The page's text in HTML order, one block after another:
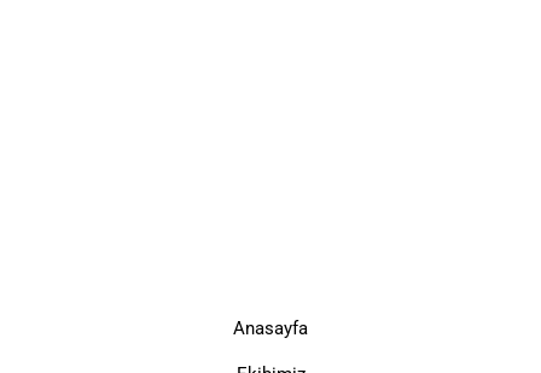
Anasayfa